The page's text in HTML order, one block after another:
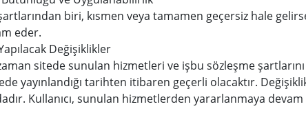
biri, kısmen veya tamamen geçersiz hale
eder.
Değişiklikler
sitede sunulan hizmetleri ve işbu sözleşme
yayınlandığı tarihten itibaren geçerli olacaktır.
Kullanıcı, sunulan hizmetlerden yararlanmaya